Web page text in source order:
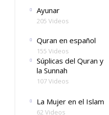
Ayunar
205 Videos
Quran en español
155 Videos
Súplicas del Quran y
la Sunnah
107 Videos
La Mujer en el Islam
62 Videos